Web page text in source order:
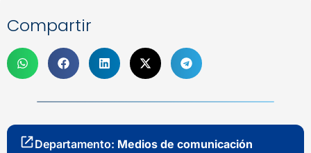
Compartir
Departamento: Medios de comunicación